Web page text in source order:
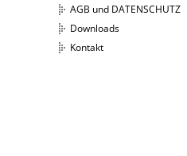
AGB und DATENSCHUTZ
Downloads
Kontakt